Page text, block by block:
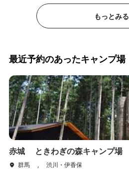
もっとみる
最近予約のあったキャンプ場
赤城 ときわぎの森キャンプ場
群馬 , 渋川・伊香保